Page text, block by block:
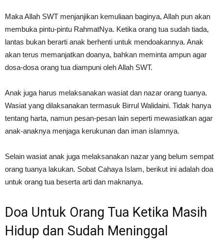
Maka Allah SWT menjanjikan kemuliaan baginya, Allah pun akan
membuka pintu-pintu RahmatNya. Ketika orang tua sudah tiada,
lantas bukan berarti anak berhenti untuk mendoakannya. Anak
akan terus memanjatkan doanya, bahkan meminta ampun agar
dosa-dosa orang tua diampuni oleh Allah SWT.
Anak juga harus melaksanakan wasiat dan nazar orang tuanya.
Wasiat yang dilaksanakan termasuk Birrul Walidaini. Tidak hanya
tentang harta, namun pesan-pesan lain seperti mewasiatkan agar
anak-anaknya menjaga kerukunan dan iman islamnya.
Selain wasiat anak juga melaksanakan nazar yang belum sempat
orang tuanya lakukan. Sobat Cahaya Islam, berikut ini adalah doa
untuk orang tua beserta arti dan maknanya.
Doa Untuk Orang Tua Ketika Masih
Hidup dan Sudah Meninggal